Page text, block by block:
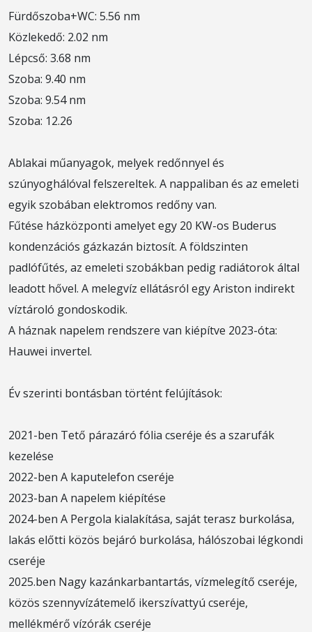
Fürdőszoba+WC: 5.56 nm
Közlekedő: 2.02 nm
Lépcső: 3.68 nm
Szoba: 9.40 nm
Szoba: 9.54 nm
Szoba: 12.26
Ablakai műanyagok, melyek redőnnyel és
szúnyoghálóval felszereltek. A nappaliban és az emeleti
egyik szobában elektromos redőny van.
Fűtése házközponti amelyet egy 20 KW-os Buderus
kondenzációs gázkazán biztosít. A földszinten
padlófűtés, az emeleti szobákban pedig radiátorok által
leadott hővel. A melegvíz ellátásról egy Ariston indirekt
víztároló gondoskodik.
A háznak napelem rendszere van kiépítve 2023-óta:
Hauwei invertel.
Év szerinti bontásban történt felújítások:
2021-ben Tető párazáró fólia cseréje és a szarufák
kezelése
2022-ben A kaputelefon cseréje
2023-ban A napelem kiépítése
2024-ben A Pergola kialakítása, saját terasz burkolása,
lakás előtti közös bejáró burkolása, hálószobai légkondi
cseréje
2025.ben Nagy kazánkarbantartás, vízmelegítő cseréje,
közös szennyvízátemelő ikerszívattyú cseréje,
mellékmérő vízórák cseréje